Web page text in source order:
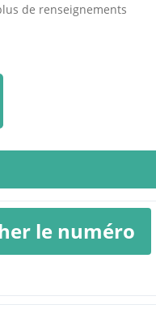
de renseignements
le numéro